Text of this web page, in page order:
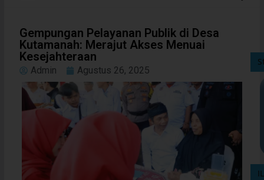
Gempungan Pelayanan Publik di Desa
Kutamanah: Merajut Akses Menuai
Kesejahteraan
Admin Agustus 26, 2025